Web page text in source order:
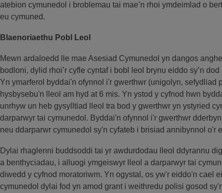
atebion cymunedol i broblemau tai mae’n rhoi ymdeimlad o
eu cymuned.
Blaenoriaethu Pobl Leol
Mewn ardaloedd lle mae Asesiad Cymunedol yn dangos
bodloni, dylid rhoi’r cyfle cyntaf i bobl leol brynu eiddo sy’n
Yn ymarferol byddai'n ofynnol i'r gwerthwr (unigolyn, sefydliad
hysbysebu'n lleol am hyd at 6 mis. Yn ystod y cyfnod hwn
unrhyw un heb gysylltiad lleol tra bod y gwerthwr yn ystyried
darparwyr tai cymunedol. Byddai'n ofynnol i'r gwerthwr
neu ddarparwr cymunedol sy'n cyfateb i brisiad annibynnol o'r
Dylai rhaglenni buddsoddi tai yr awdurdodau lleol ddyrannu
a benthyciadau, i alluogi ymgeiswyr lleol a darparwyr tai
diwedd y cyfnod moratoriwm. Yn ogystal, os yw'r eiddo'n cael
cymunedol dylai fod yn amod grant i weithredu polisi gosod